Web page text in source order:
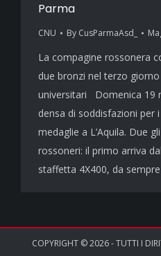
Parma
CNU By CusParmaAsd_
La compagine rossonera
due bronzi nel terzo
universitari Domenica 19
densa di soddisfazioni per
medaglie a L’Aquila. Due
rossoneri: il primo arriva
staffetta 4X400, da
COPYRIGHT © 2026 - TUTTI I